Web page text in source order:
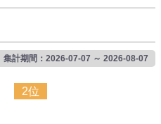
集計期間：2026-07-07 ～ 2026-08-07
2位